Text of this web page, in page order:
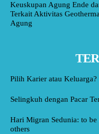
Keuskupan Agung Ende
Terkait Aktivitas
Agung
Pilih Karier atau Keluarga?
Selingkuh dengan Pacar
Hari Migran Sedunia: to
others